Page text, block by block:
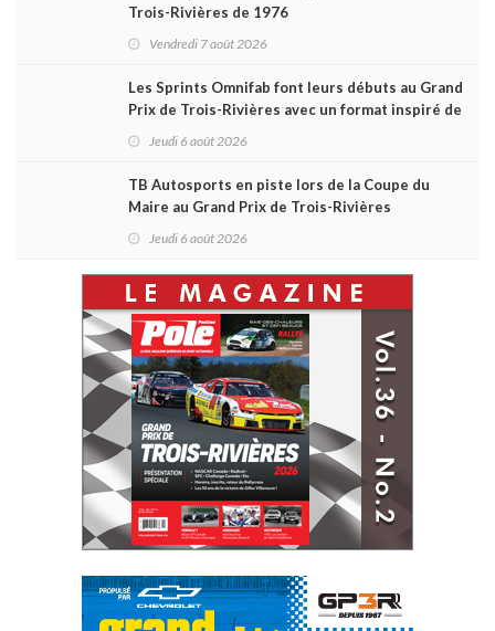
Trois-Rivières de 1976
Vendredi 7 août 2026
Les Sprints Omnifab font leurs débuts au Grand
Prix de Trois-Rivières avec un format inspiré de
Jeudi 6 août 2026
TB Autosports en piste lors de la Coupe du
Maire au Grand Prix de Trois-Rivières
Jeudi 6 août 2026